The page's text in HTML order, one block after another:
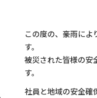
この度の、豪雨によ
す。
被災された皆様の安
す。
社員と地域の安全確